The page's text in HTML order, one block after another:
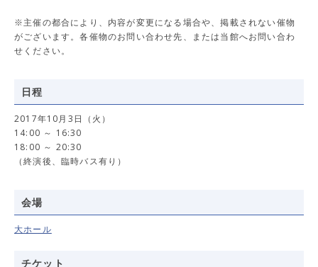
※主催の都合により、内容が変更になる場合や、掲載されない催物
がございます。各催物のお問い合わせ先、または当館へお問い合わ
せください。
日程
2017年10月3日（火）
14:00 ～ 16:30
18:00 ～ 20:30
（終演後、臨時バス有り）
会場
大ホール
チケット